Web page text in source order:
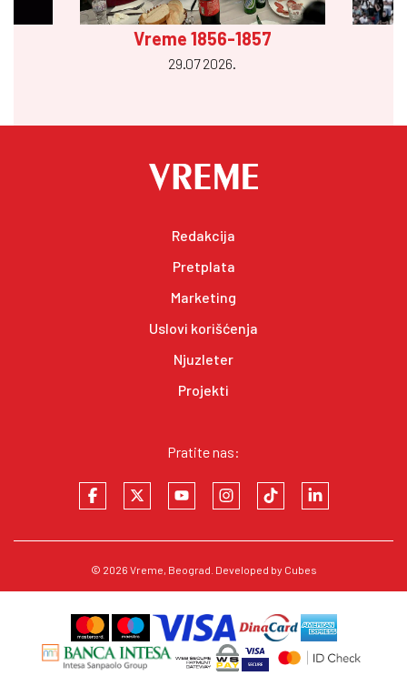
Vreme 1856-1857
29.07 2026.
Redakcija
Pretplata
Marketing
Uslovi korišćenja
Njuzleter
Projekti
Pratite nas:
© 2026 Vreme, Beograd. Developed by Cubes